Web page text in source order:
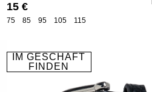
75 85 95 105 115
15 €
IM GESCHÄFT
FINDEN